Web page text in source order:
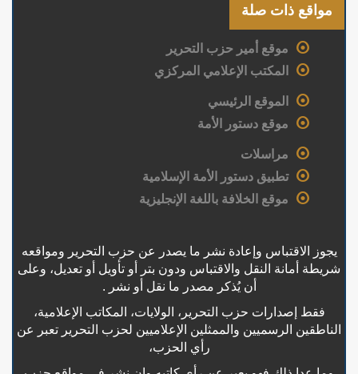
مواقع ذات صلة
موقع أمير حزب التحرير
المكتب الإعلامي المركزي
الموقع الرئيسي
موقع دستور الأمة
مراسلات
تطبيق دستور الأمة الإسلامية
موقع الخلافة باللغة الإنجليزية
يجوز الاقتباس وإعادة نشر ما يصدر عن حزب التحرير ومواقعه
شريطة أمانة النقل والاقتباس ودون بتر أو تأويل أو تعديل، وعلى
أن يُذكر مصدر ما نقل أو نشر .
فقط إصدارات حزب التحرير، الولايات، المكاتب الإعلامية،
الناطقين الرسميين والممثلين الإعلاميين لحزب التحرير تعبر عن
رأي الحزب،